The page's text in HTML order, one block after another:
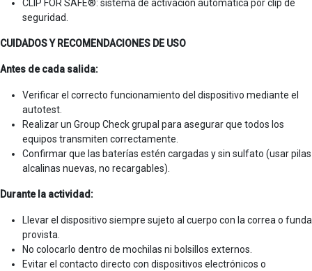
CLIP FOR SAFE®: sistema de activación automática por clip de
seguridad.
CUIDADOS Y RECOMENDACIONES DE USO
Antes de cada salida:
Verificar el correcto funcionamiento del dispositivo mediante el
autotest.
Realizar un Group Check grupal para asegurar que todos los
equipos transmiten correctamente.
Confirmar que las baterías estén cargadas y sin sulfato (usar pilas
alcalinas nuevas, no recargables).
Durante la actividad:
Llevar el dispositivo siempre sujeto al cuerpo con la correa o funda
provista.
No colocarlo dentro de mochilas ni bolsillos externos.
Evitar el contacto directo con dispositivos electrónicos o